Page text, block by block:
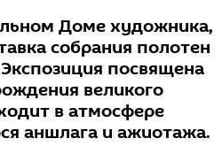
Доме художника,
собрания полотен
посвящена
великого
в атмосфере
аншлага и ажиотажа.